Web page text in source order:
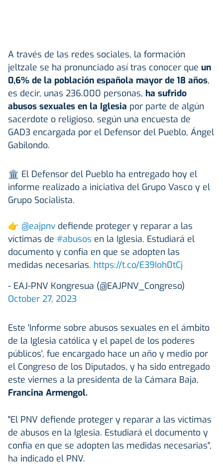
A través de las redes sociales, la formación
jeltzale se ha pronunciado así tras conocer que un
0,6% de la población española mayor de 18 años,
es decir, unas 236.000 personas, ha sufrido
abusos sexuales en la Iglesia por parte de algún
sacerdote o religioso, según una encuesta de
GAD3 encargada por el Defensor del Pueblo, Ángel
Gabilondo.
🏛️ El Defensor del Pueblo ha entregado hoy el
informe realizado a iniciativa del Grupo Vasco y el
Grupo Socialista.
👉 @eajpnv defiende proteger y reparar a las
víctimas de #abusos en la Iglesia. Estudiará el
documento y confía en que se adopten las
medidas necesarias. https://t.co/E39Ioh0tCj
- EAJ-PNV Kongresua (@EAJPNV_Congreso)
October 27, 2023
Este 'Informe sobre abusos sexuales en el ámbito
de la Iglesia católica y el papel de los poderes
públicos', fue encargado hace un año y medio por
el Congreso de los Diputados, y ha sido entregado
este viernes a la presidenta de la Cámara Baja,
Francina Armengol.
"El PNV defiende proteger y reparar a las víctimas
de abusos en la Iglesia. Estudiará el documento y
confía en que se adopten las medidas necesarias",
ha indicado el PNV.